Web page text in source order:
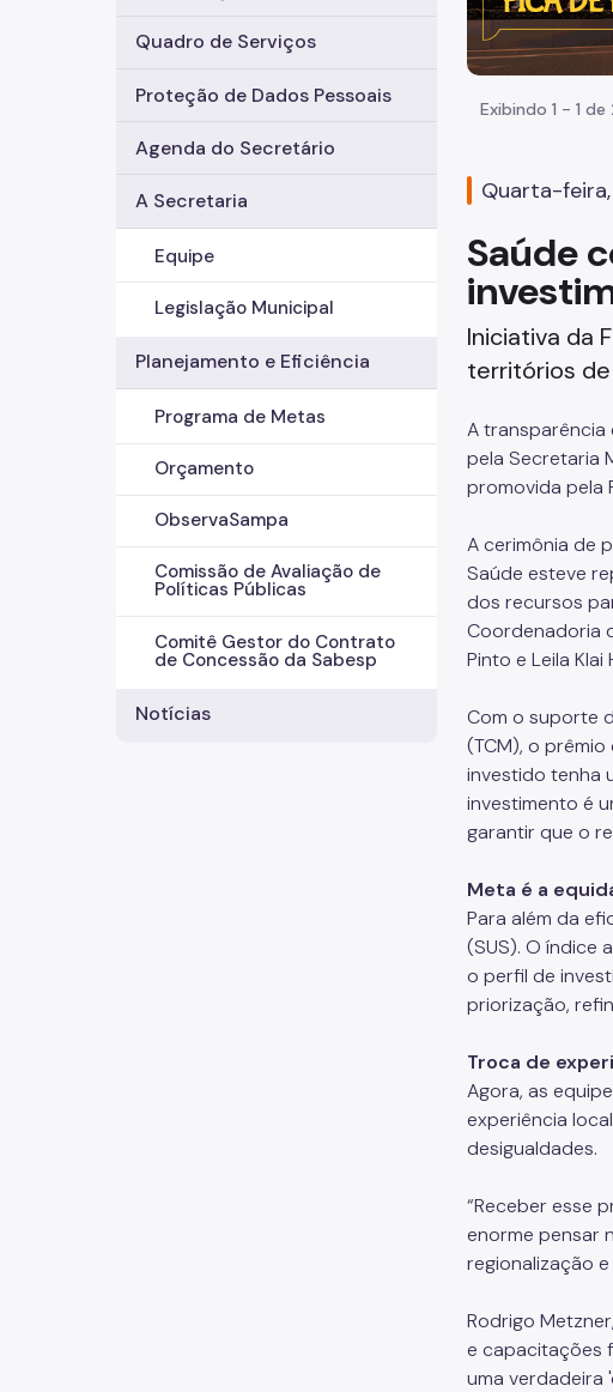
Quadro de Serviços
Proteção de Dados Pessoais
Agenda do Secretário
A Secretaria
Equipe
Legislação Municipal
Planejamento e Eficiência
Programa de Metas
Orçamento
ObservaSampa
Comissão de Avaliação de
Políticas Públicas
Comitê Gestor do Contrato
de Concessão da Sabesp
Notícias
Exibindo 1 - 1
Quarta-
Saúde
Iniciativa da
territórios
A transparência
pela Secretaria
promovida pela
A cerimônia de
Saúde esteve
dos recursos
Coordenadoria
Pinto e Leila
Com o suporte
(TCM), o
investido tenha
investimento é
garantir que o
Meta é a
Para além da
(SUS). O índice
o perfil de
priorização,
Troca de
Agora, as
experiência
desigualdades.
“Receber esse
enorme pensar
regionalização
Rodrigo
e capacitações
uma verdadeira